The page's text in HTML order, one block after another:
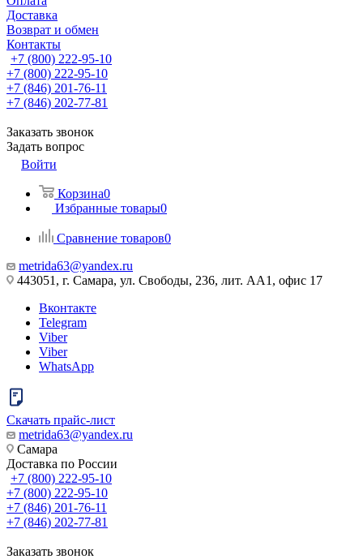
Доставка
Возврат и обмен
Контакты
+7 (800) 222-95-10
+7 (800) 222-95-10
+7 (846) 201-76-11
+7 (846) 202-77-81
Заказать звонок
Задать вопрос
Войти
Корзина0
Избранные товары0
Сравнение товаров0
metrida63@yandex.ru
443051, г. Самара, ул. Свободы, 236, лит. АА1, офис 17
Вконтакте
Telegram
Viber
Viber
WhatsApp
Скачать прайс-лист
metrida63@yandex.ru
Самара
Доставка по России
+7 (800) 222-95-10
+7 (800) 222-95-10
+7 (846) 201-76-11
+7 (846) 202-77-81
Заказать звонок